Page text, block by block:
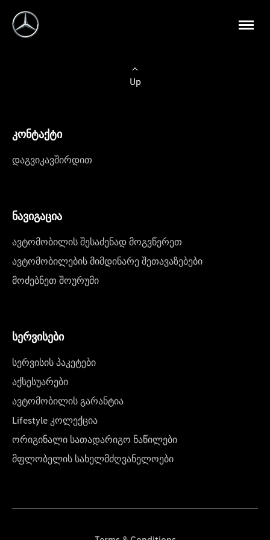
Up
კონტაქტი
დაგვიკავშირდით
ნავიგაცია
ავტომობილის შესაძენად მოგვწერეთ
ავტომობილების მიმდინარე შეთავაზებები
მოძებნეთ შოურუმი
სერვისები
სერვისის პაკეტები
აქსესუარები
ავტომობილის გარანტია
Lifestyle კოლექცია
ორიგინალი სათადარიგო ნაწილები
მფლობელის სახელმძღვანელოები